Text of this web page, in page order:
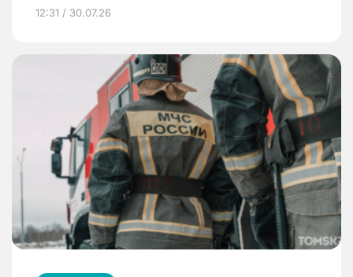
12:31 / 30.07.26